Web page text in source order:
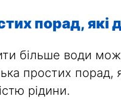
порад,
більше води
простих
рідини.